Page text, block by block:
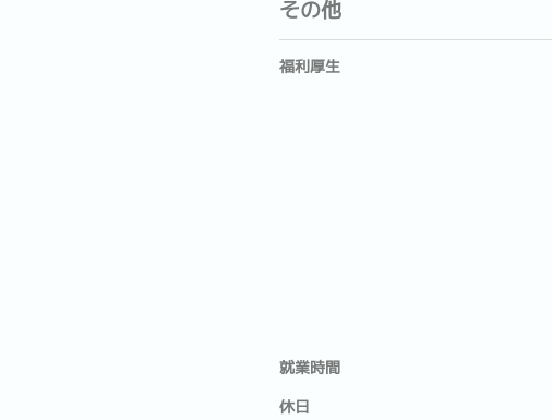
その他
福利厚生
就業時間
休日